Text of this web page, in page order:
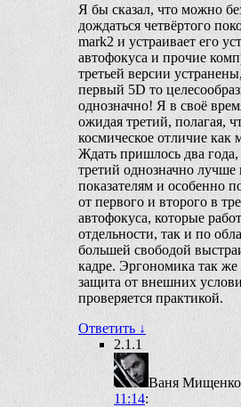
Я бы сказал, что можно
дождаться четвёртого
mark2 и устраивает его
автофокуса и прочие
третьей версии
первый 5D то
однозначно! Я в своё
ожидая третий, полагая,
космическое отличие
Ждать пришлось два
третий однозначно лучше
показателям и особенно
от первого и второго в
автофокуса, которые
отдельности, так и по
большей свободой
кадре. Эргономика так
защита от внешних
проверяется практикой.
Ответить ↓
2.1.1
Ваня Мищенко
11:14: